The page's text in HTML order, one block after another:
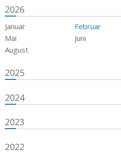
2026
Januar Februar
Mai
Juni
August
2025
2024
2023
2022